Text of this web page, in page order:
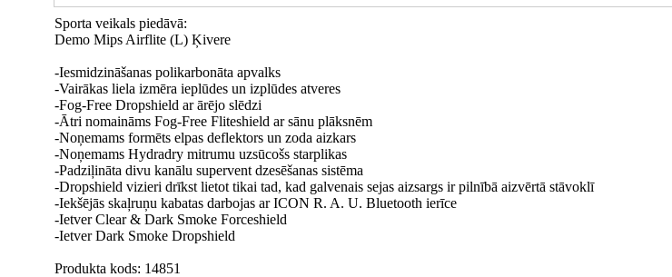
Sporta veikals piedāvā:
Demo Mips Airflite (L) Ķivere
-Iesmidzināšanas polikarbonāta apvalks
-Vairākas liela izmēra ieplūdes un izplūdes atveres
-Fog-Free Dropshield ar ārējo slēdzi
-Ātri nomaināms Fog-Free Fliteshield ar sānu plāksnēm
-Noņemams formēts elpas deflektors un zoda aizkars
-Noņemams Hydradry mitrumu uzsūcošs starplikas
-Padziļināta divu kanālu supervent dzesēšanas sistēma
-Dropshield vizieri drīkst lietot tikai tad, kad galvenais sejas aizsargs ir pilnībā aizvērtā stāvoklī
-Iekšējās skaļruņu kabatas darbojas ar ICON R. A. U. Bluetooth ierīce
-Ietver Clear & Dark Smoke Forceshield
-Ietver Dark Smoke Dropshield
Produkta kods: 14851